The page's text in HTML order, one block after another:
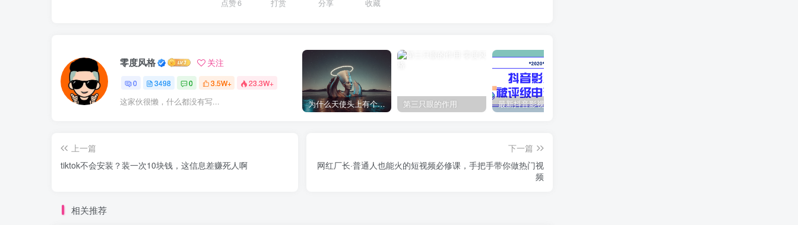
点赞6 打赏 分享 收藏
零度风格 关注
0 3498 0 3.5W+ 23.3W+
这家伙很懒，什么都没有写... 为什么天使头上有个圈？ 第三只眼的作用
上一篇
tiktok不会安装？装一次10块钱，这信息差赚死人啊
下一篇
网红厂长·普通人也能火的短视频必修课，手把手带你做热门视
频
相关推荐